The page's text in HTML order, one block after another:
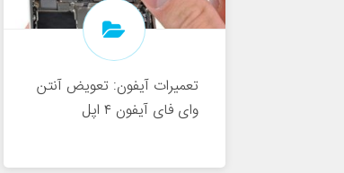
تعمیرات آیفون: تعویض آنتن
وای فای آیفون ۴ اپل